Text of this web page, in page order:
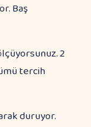
Baş
2
tercih
duruyor.